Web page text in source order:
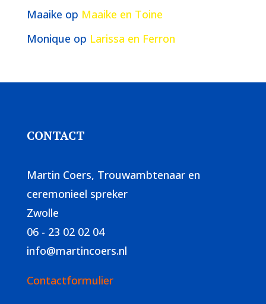
Maaike op Maaike en Toine
Monique op Larissa en Ferron
CONTACT
Martin Coers, Trouwambtenaar en
ceremonieel spreker
Zwolle
06 - 23 02 02 04
info@martincoers.nl
Contactformulier